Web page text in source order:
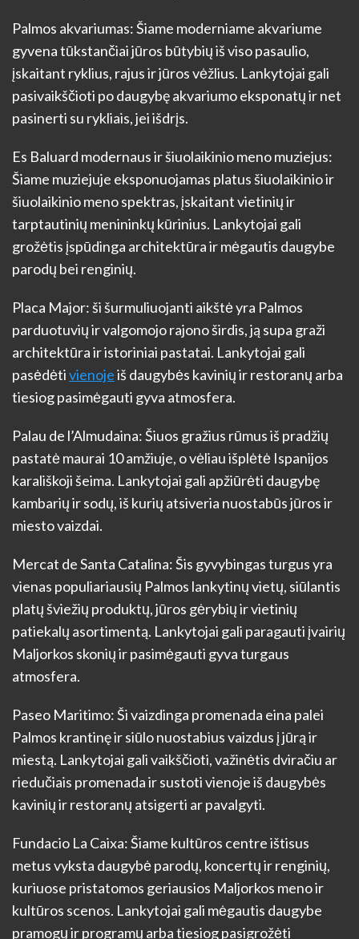
Palmos akvariumas: Šiame moderniame akvariume
gyvena tūkstančiai jūros būtybių iš viso pasaulio,
įskaitant ryklius, rajus ir jūros vėžlius. Lankytojai gali
pasivaikščioti po daugybę akvariumo eksponatų ir net
pasinerti su rykliais, jei išdrįs.
Es Baluard modernaus ir šiuolaikinio meno muziejus:
Šiame muziejuje eksponuojamas platus šiuolaikinio ir
šiuolaikinio meno spektras, įskaitant vietinių ir
tarptautinių menininkų kūrinius. Lankytojai gali
grožėtis įspūdinga architektūra ir mėgautis daugybe
parodų bei renginių.
Placa Major: ši šurmuliuojanti aikštė yra Palmos
parduotuvių ir valgomojo rajono širdis, ją supa graži
architektūra ir istoriniai pastatai. Lankytojai gali
pasėdėtivienojeiš daugybės kavinių ir restoranų arba
tiesiog pasimėgauti gyva atmosfera.
Palau de l’Almudaina: Šiuos gražius rūmus iš pradžių
pastatė maurai 10 amžiuje, o vėliau išplėtė Ispanijos
karališkoji šeima. Lankytojai gali apžiūrėti daugybę
kambarių ir sodų, iš kurių atsiveria nuostabūs jūros ir
miesto vaizdai.
Mercat de Santa Catalina: Šis gyvybingas turgus yra
vienas populiariausių Palmos lankytinų vietų, siūlantis
platų šviežių produktų, jūros gėrybių ir vietinių
patiekalų asortimentą. Lankytojai gali paragauti įvairių
Maljorkos skonių ir pasimėgauti gyva turgaus
atmosfera.
Paseo Maritimo: Ši vaizdinga promenada eina palei
Palmos krantinę ir siūlo nuostabius vaizdus į jūrą ir
miestą. Lankytojai gali vaikščioti, važinėtis dviračiu ar
riedučiais promenada ir sustoti vienoje iš daugybės
kavinių ir restoranų atsigerti ar pavalgyti.
Fundacio La Caixa: Šiame kultūros centre ištisus
metus vyksta daugybė parodų, koncertų ir renginių,
kuriuose pristatomos geriausios Maljorkos meno ir
kultūros scenos. Lankytojai gali mėgautis daugybe
pramogų ir programų arba tiesiog pasigrožėti